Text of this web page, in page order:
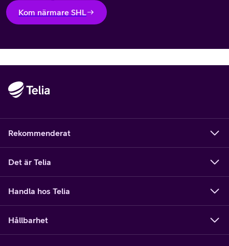
Kom närmare SHL
Rekommenderat
Det är Telia
Handla hos Telia
Hållbarhet